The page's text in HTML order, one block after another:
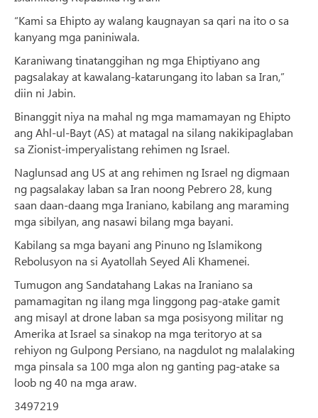
“Kami sa Ehipto ay walang kaugnayan sa qari na ito o sa
kanyang mga paniniwala.
Karaniwang tinatanggihan ng mga Ehiptiyano ang
pagsalakay at kawalang-katarungang ito laban sa Iran,”
diin ni Jabin.
Binanggit niya na mahal ng mga mamamayan ng Ehipto
ang Ahl-ul-Bayt (AS) at matagal na silang nakikipaglaban
sa Zionist-imperyalistang rehimen ng Israel.
Naglunsad ang US at ang rehimen ng Israel ng digmaan
ng pagsalakay laban sa Iran noong Pebrero 28, kung
saan daan-daang mga Iraniano, kabilang ang maraming
mga sibilyan, ang nasawi bilang mga bayani.
Kabilang sa mga bayani ang Pinuno ng Islamikong
Rebolusyon na si Ayatollah Seyed Ali Khamenei.
Tumugon ang Sandatahang Lakas na Iraniano sa
pamamagitan ng ilang mga linggong pag-atake gamit
ang misayl at drone laban sa mga posisyong militar ng
Amerika at Israel sa sinakop na mga teritoryo at sa
rehiyon ng Gulpong Persiano, na nagdulot ng malalaking
mga pinsala sa 100 mga alon ng ganting pag-atake sa
loob ng 40 na mga araw.
3497219